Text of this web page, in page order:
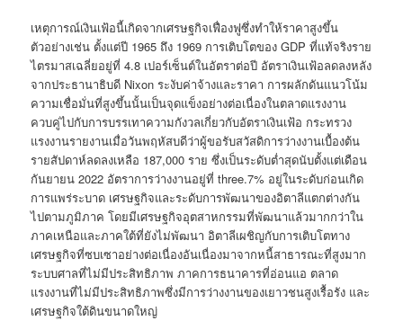
เหตุการณ์เงินเฟ้อนี้เกิดจากเศรษฐกิจเฟื่องฟูซึ่งทำให้ราคาสูงขึ้น
ตัวอย่างเช่น ตั้งแต่ปี 1965 ถึง 1969 การเติบโตของ GDP ที่แท้จริงราย
ไตรมาสเฉลี่ยอยู่ที่ 4.8 เปอร์เซ็นต์ในอัตราต่อปี อัตราเงินเฟ้อลดลงหลัง
จากประธานาธิบดี Nixon ระงับค่าจ้างและราคา การผลักดันแนวโน้ม
ความเชื่อมั่นที่สูงขึ้นนั้นเป็นจุดแข็งอย่างต่อเนื่องในตลาดแรงงาน
ควบคู่ไปกับการบรรเทาความกังวลเกี่ยวกับอัตราเงินเฟ้อ กระทรวง
แรงงานรายงานเมื่อวันพฤหัสบดีว่าผู้ขอรับสวัสดิการว่างงานเบื้องต้น
รายสัปดาห์ลดลงเหลือ 187,000 ราย ซึ่งเป็นระดับต่ำสุดนับตั้งแต่เดือน
กันยายน 2022 อัตราการว่างงานอยู่ที่ three.7% อยู่ในระดับก่อนเกิด
การแพร่ระบาด เศรษฐกิจและระดับการพัฒนาของอิตาลีแตกต่างกัน
ไปตามภูมิภาค โดยมีเศรษฐกิจอุตสาหกรรมที่พัฒนาแล้วมากกว่าใน
ภาคเหนือและภาคใต้ที่ยังไม่พัฒนา อิตาลีเผชิญกับการเติบโตทาง
เศรษฐกิจที่ซบเซาอย่างต่อเนื่องอันเนื่องมาจากหนี้สาธารณะที่สูงมาก
ระบบศาลที่ไม่มีประสิทธิภาพ ภาคการธนาคารที่อ่อนแอ ตลาด
แรงงานที่ไม่มีประสิทธิภาพซึ่งมีการว่างงานของเยาวชนสูงเรื้อรัง และ
เศรษฐกิจใต้ดินขนาดใหญ่